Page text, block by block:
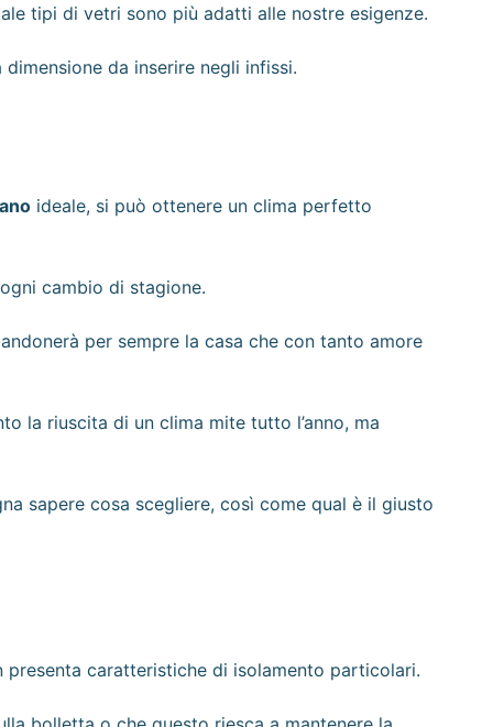
tipi di vetri sono più adatti alle nostre esigenze.
da inserire negli infissi.
ideale, si può ottenere un clima perfetto
cambio di stagione.
per sempre la casa che con tanto amore
la riuscita di un clima mite tutto l’anno, ma
sapere cosa scegliere, così come qual è il giusto
caratteristiche di isolamento particolari.